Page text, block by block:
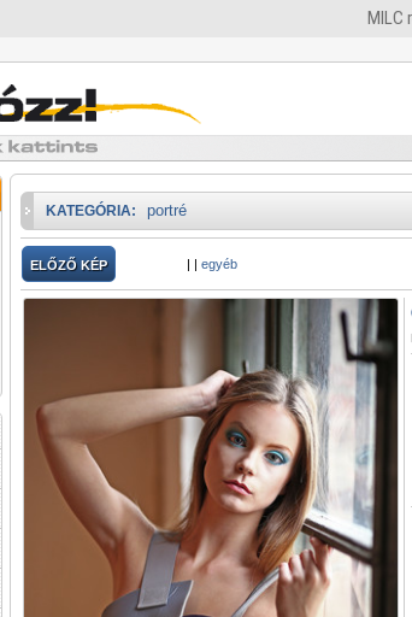
MILC
KATEGÓRIA: portré
ELŐZŐ KÉP | | egyéb